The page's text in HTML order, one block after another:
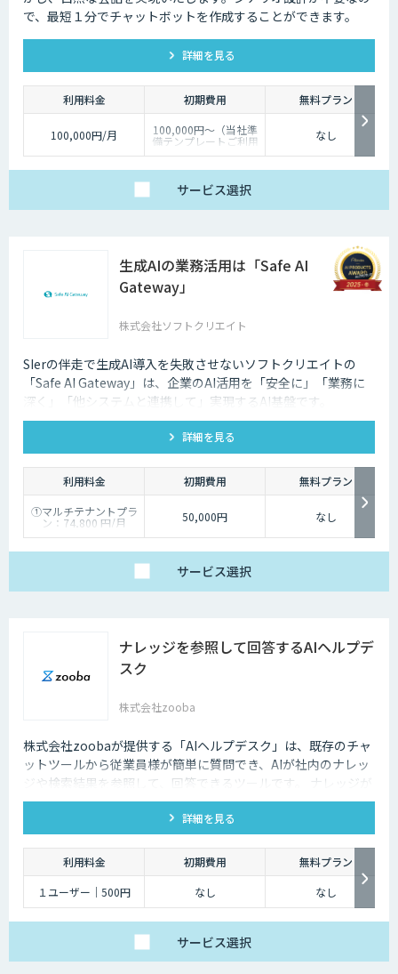
で、最短１分でチャットボットを作成することができます。
詳細を見る
利用料金 初期費用 無料プラン
100,000円/月 100,000円～（当社準
備テンプレートご利用
の場合）
なし
サービス選択
生成AIの業務活用は「Safe AI
Gateway」
株式会社ソフトクリエイト
SIerの伴走で生成AI導入を失敗させないソフトクリエイトの
「Safe AI Gateway」は、企業のAI活用を「安全に」「業務に
深く」「他システムと連携して」実現するAI基盤です。
kintone・Salesforce連携にも対応します。
詳細を見る
利用料金 初期費用
無料プラン
①マルチテナントプラ
ン：74,800 円/月
②スタータープラン：
149,800円/月
50,000円 なし
サービス選択
ナレッジを参照して回答するAIヘルプデ
スク
株式会社zooba
株式会社zoobaが提供する「AIヘルプデスク」は、既存のチャ
ットツールから従業員様が簡単に質問でき、AIが社内のナレッ
ジや検索結果を参照して、回答できるツールです。 ナレッジが
ないものは、チケットが作成され、フィードバックを行うこと
でナレッジを追加が可能です。詳細を見る
利用料金 初期費用
無料プラン
１ユーザー｜500円
なし なし
サービス選択